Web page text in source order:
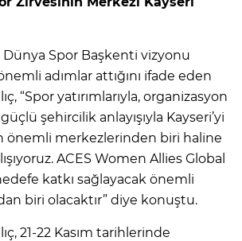
Dünya Spor Başkenti vizyonu
adımlar attığını ifade eden
“Spor yatırımlarıyla, organizasyon
şehircilik anlayışıyla Kayseri’yi
önemli merkezlerinden biri haline
ACES Women Allies Global
katkı sağlayacak önemli
biri olacaktır” diye konuştu.
21-22 Kasım tarihlerinde